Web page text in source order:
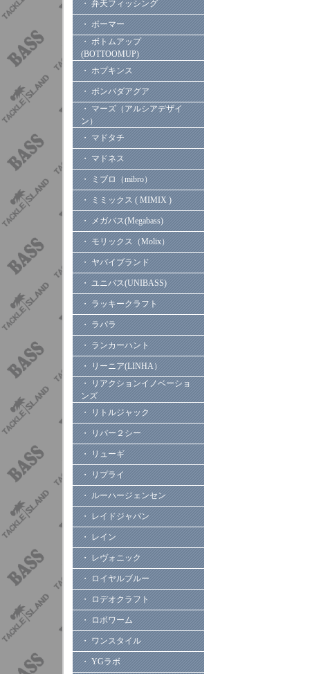
・ 弁天フィッシング
・ ボーマー
・ ボトムアップ
(BOTTOOMUP)
・ ホプキンス
・ ボンバダアグア
・ マーズ（アルシアデザイ
ン）
・ マドタチ
・ マドネス
・ ミブロ（mibro）
・ ミミックス ( MIMIX )
・ メガバス(Megabass)
・ モリックス（Molix）
・ ヤバイブランド
・ ユニバス(UNIBASS)
・ ラッキークラフト
・ ラパラ
・ ランカーハント
・ リーニア(LINHA）
・ リアクションイノベーショ
ンズ
・ リトルジャック
・ リバー２シー
・ リューギ
・ リプライ
・ ルーハージェンセン
・ レイドジャパン
・ レイン
・ レヴォニック
・ ロイヤルブルー
・ ロデオクラフト
・ ロボワーム
・ ワンスタイル
・ YGラボ